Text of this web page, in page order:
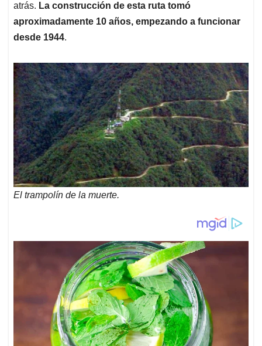
atrás. La construcción de esta ruta tomó
aproximadamente 10 años, empezando a funcionar
desde 1944.
El trampolín de la muerte.